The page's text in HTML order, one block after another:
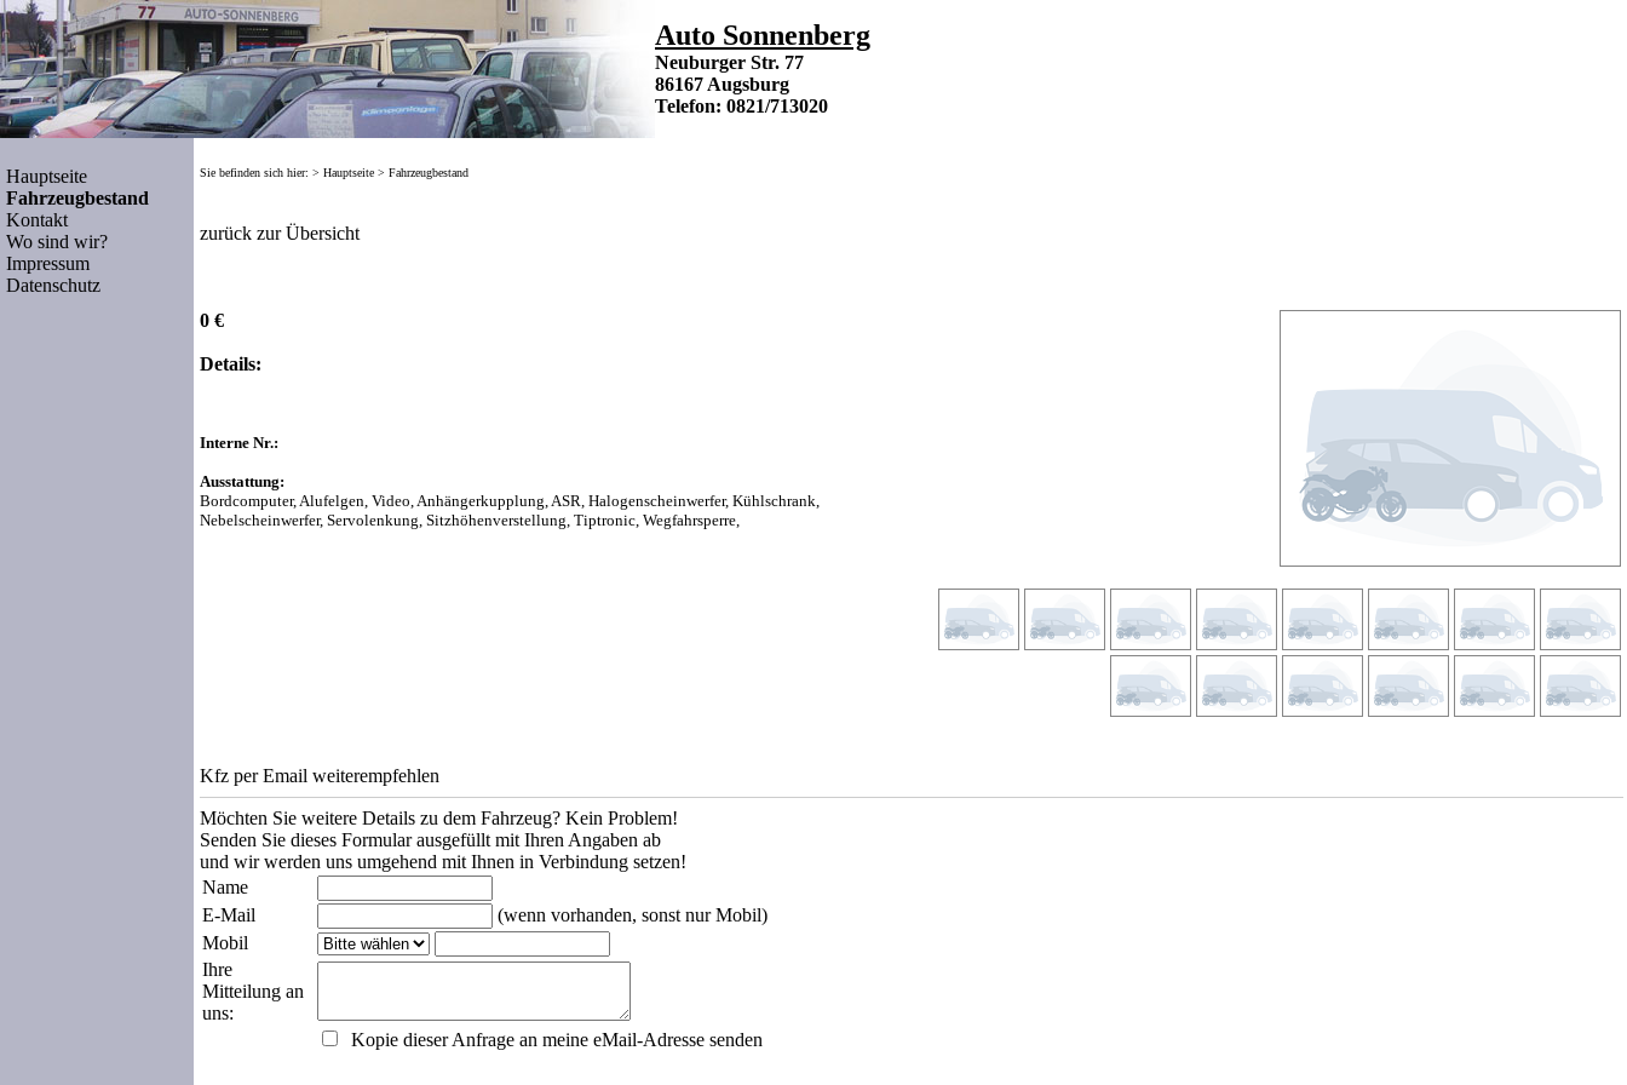
Auto Sonnenberg
Neuburger Str. 77
86167 Augsburg
Telefon: 0821/713020
Hauptseite
Fahrzeugbestand
Kontakt
Wo sind wir?
Impressum
Datenschutz
Sie befinden sich hier: > Hauptseite > Fahrzeugbestand
zurück zur Übersicht
0 €
Details:
Interne Nr.:
Ausstattung:
Bordcomputer, Alufelgen, Video, Anhängerkupplung, ASR, Halogenscheinwerfer, Kühlschrank,
Nebelscheinwerfer, Servolenkung, Sitzhöhenverstellung, Tiptronic, Wegfahrsperre,
Kfz per Email weiterempfehlen
Möchten Sie weitere Details zu dem Fahrzeug? Kein Problem!
Senden Sie dieses Formular ausgefüllt mit Ihren Angaben ab
und wir werden uns umgehend mit Ihnen in Verbindung setzen!
Name
E-Mail
(wenn vorhanden, sonst nur Mobil)
Mobil
Ihre
Mitteilung an
uns:
Kopie dieser Anfrage an meine eMail-Adresse senden